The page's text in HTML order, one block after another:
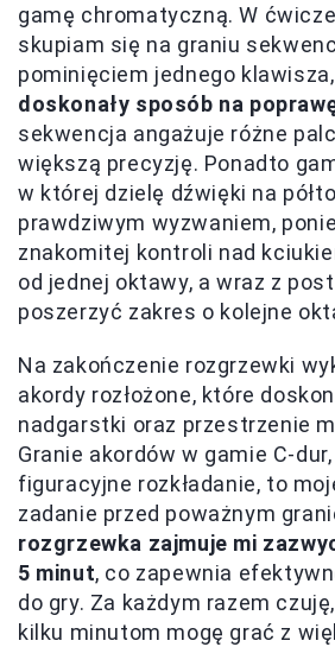
gamę chromatyczną. W
skupiam się na graniu
pominięciem jednego
doskonały sposób na
sekwencja angażuje różne
większą precyzję. Ponadto
w której dzielę dźwięki na
prawdziwym wyzwaniem,
znakomitej kontroli nad
od jednej oktawy, a wraz z
poszerzyć zakres o kolejne
Na zakończenie rozgrzewki
akordy rozłożone, które
nadgarstki oraz przestrzenie
Granie akordów w gamie C-
figuracyjne rozkładanie, to
zadanie przed poważnym
rozgrzewka zajmuje mi
5 minut, co zapewnia
do gry. Za każdym razem
kilku minutom mogę grać z